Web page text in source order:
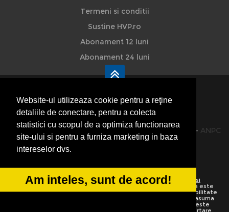
Website-ul utilizeaza cookie pentru a reţine
detaliile de conectare, pentru a colecta
statistici cu scopul de a optimiza functionarea
site-ului si pentru a furniza marketing in baza
intereselor dvs.
Am inteles, sunt de acord!
Termeni si conditii
Sustine HVP.ro
Abonament 12 luni
Abonament 24 luni
HVP - Hoteluri Vile Pensiuni
© 2014-2026 Powered byVilonMedia&TekaBility - ANPC
SOL
Utilizand acest site inseamna ca sunteti de acord cu Termenii si
conditiile de utilizare Preluarea informatiilor totala sau partiala este
strict interzisa. Ne rezervam dreptul de a apela la institutiile abilitate
nu isi asuma
vina pentru corectitudinea informatiilor. Daca o informatie nu este
corecta sau este incompleta va rugam folositi linkurile de raportare.